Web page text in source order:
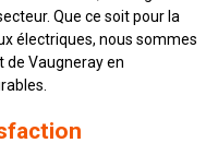
Que ce soit pour la
électriques, nous sommes
de Vaugneray en